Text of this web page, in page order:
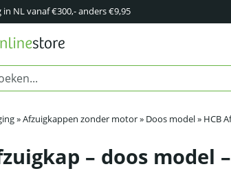
NL vanaf €300,- anders €9,95
»Afzuigkappen zonder motor» Doos model» HCB
– doos model